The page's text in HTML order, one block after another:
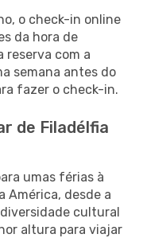
o check-in online
da hora de
reserva com a
semana antes do
fazer o check-in.
de Filadélfia
umas férias à
América, desde a
cultural
altura para viajar